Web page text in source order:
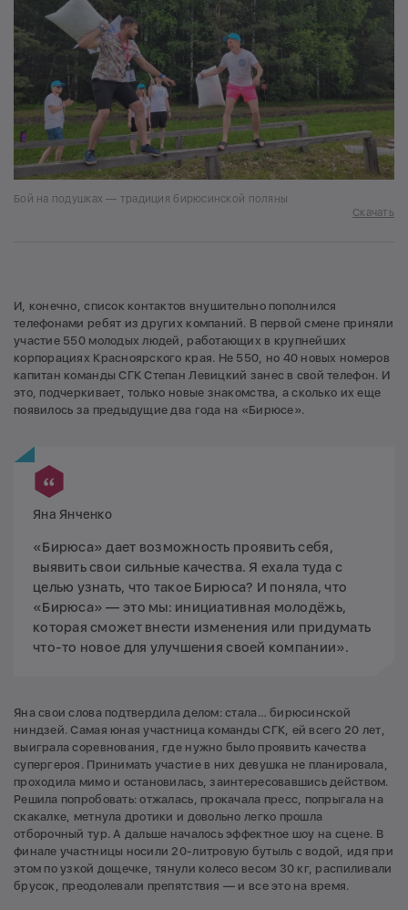
Бой на подушках — традиция бирюсинской поляны
Скачать
И, конечно, список контактов внушительно пополнился
телефонами ребят из других компаний. В первой смене приняли
участие 550 молодых людей, работающих в крупнейших
корпорациях Красноярского края. Не 550, но 40 новых номеров
капитан команды СГК Степан Левицкий занес в свой телефон. И
это, подчеркивает, только новые знакомства, а сколько их еще
появилось за предыдущие два года на «Бирюсе».
Яна Янченко
«Бирюса» дает возможность проявить себя,
выявить свои сильные качества. Я ехала туда с
целью узнать, что такое Бирюса? И поняла, что
«Бирюса» — это мы: инициативная молодёжь,
которая сможет внести изменения или придумать
что-то новое для улучшения своей компании».
Яна свои слова подтвердила делом: стала… бирюсинской
ниндзей. Самая юная участница команды СГК, ей всего 20 лет,
выиграла соревнования, где нужно было проявить качества
супергероя. Принимать участие в них девушка не планировала,
проходила мимо и остановилась, заинтересовавшись действом.
Решила попробовать: отжалась, прокачала пресс, попрыгала на
скакалке, метнула дротики и довольно легко прошла
отборочный тур. А дальше началось эффектное шоу на сцене. В
финале участницы носили 20-литровую бутыль с водой, идя при
этом по узкой дощечке, тянули колесо весом 30 кг, распиливали
брусок, преодолевали препятствия — и все это на время.